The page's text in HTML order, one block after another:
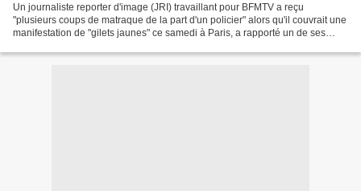
Un journaliste reporter d'image (JRI) travaillant pour BFMTV a reçu
"plusieurs coups de matraque de la part d'un policier" alors qu'il couvrait une
manifestation de "gilets jaunes" ce samedi à Paris, a rapporté un de ses